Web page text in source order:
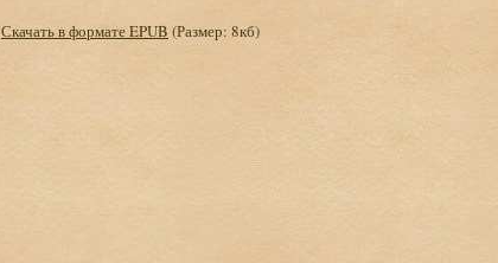
Скачать в формате EPUB (Размер: 8кб)